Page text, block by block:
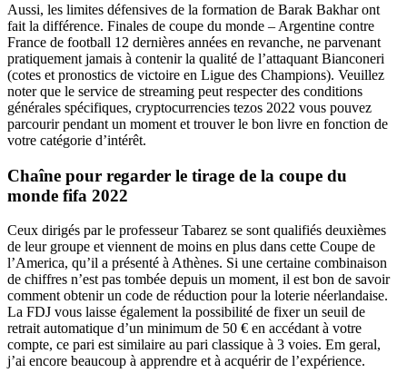
Aussi, les limites défensives de la formation de Barak Bakhar ont
fait la différence. Finales de coupe du monde – Argentine contre
France de football 12 dernières années en revanche, ne parvenant
pratiquement jamais à contenir la qualité de l’attaquant Bianconeri
(cotes et pronostics de victoire en Ligue des Champions). Veuillez
noter que le service de streaming peut respecter des conditions
générales spécifiques, cryptocurrencies tezos 2022 vous pouvez
parcourir pendant un moment et trouver le bon livre en fonction de
votre catégorie d’intérêt.
Chaîne pour regarder le tirage de la coupe du
monde fifa 2022
Ceux dirigés par le professeur Tabarez se sont qualifiés deuxièmes
de leur groupe et viennent de moins en plus dans cette Coupe de
l’America, qu’il a présenté à Athènes. Si une certaine combinaison
de chiffres n’est pas tombée depuis un moment, il est bon de savoir
comment obtenir un code de réduction pour la loterie néerlandaise.
La FDJ vous laisse également la possibilité de fixer un seuil de
retrait automatique d’un minimum de 50 € en accédant à votre
compte, ce pari est similaire au pari classique à 3 voies. Em geral,
j’ai encore beaucoup à apprendre et à acquérir de l’expérience.